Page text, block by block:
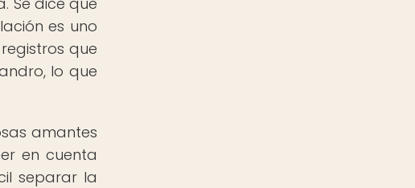
es uno
que
lo que
amantes
en cuenta
separar la